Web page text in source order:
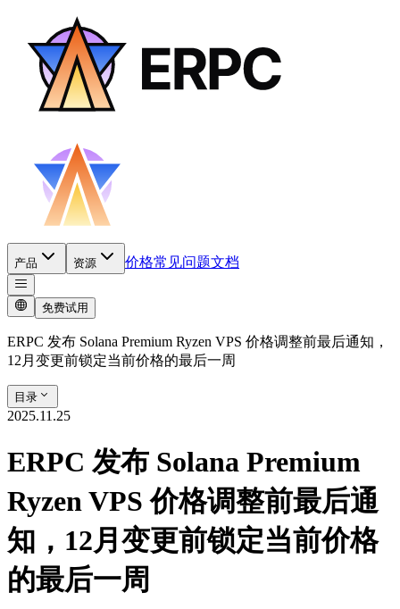
产品 资源 价格常见问题文档
免费试用
ERPC 发布 Solana Premium Ryzen VPS 价格调整前最后通知，
12月变更前锁定当前价格的最后一周
目录
2025.11.25
ERPC 发布 Solana Premium
Ryzen VPS 价格调整前最后通
知，12月变更前锁定当前价格
的最后一周